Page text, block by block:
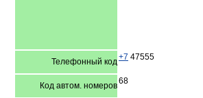
Телефонный код+7 47555
Код автом. номеров68